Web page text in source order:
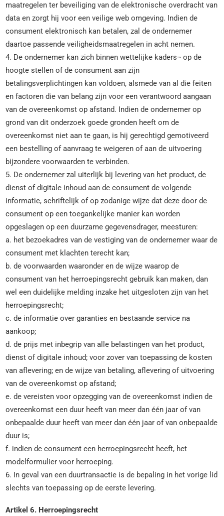
maatregelen ter beveiliging van de elektronische overdracht van
data en zorgt hij voor een veilige web omgeving. Indien de
consument elektronisch kan betalen, zal de ondernemer
daartoe passende veiligheidsmaatregelen in acht nemen.
4. De ondernemer kan zich binnen wettelijke kaders¬ op de
hoogte stellen of de consument aan zijn
betalingsverplichtingen kan voldoen, alsmede van al die feiten
en factoren die van belang zijn voor een verantwoord aangaan
van de overeenkomst op afstand. Indien de ondernemer op
grond van dit onderzoek goede gronden heeft om de
overeenkomst niet aan te gaan, is hij gerechtigd gemotiveerd
een bestelling of aanvraag te weigeren of aan de uitvoering
bijzondere voorwaarden te verbinden.
5. De ondernemer zal uiterlijk bij levering van het product, de
dienst of digitale inhoud aan de consument de volgende
informatie, schriftelijk of op zodanige wijze dat deze door de
consument op een toegankelijke manier kan worden
opgeslagen op een duurzame gegevensdrager, meesturen:
a. het bezoekadres van de vestiging van de ondernemer waar de
consument met klachten terecht kan;
b. de voorwaarden waaronder en de wijze waarop de
consument van het herroepingsrecht gebruik kan maken, dan
wel een duidelijke melding inzake het uitgesloten zijn van het
herroepingsrecht;
c. de informatie over garanties en bestaande service na
aankoop;
d. de prijs met inbegrip van alle belastingen van het product,
dienst of digitale inhoud; voor zover van toepassing de kosten
van aflevering; en de wijze van betaling, aflevering of uitvoering
van de overeenkomst op afstand;
e. de vereisten voor opzegging van de overeenkomst indien de
overeenkomst een duur heeft van meer dan één jaar of van
onbepaalde duur heeft van meer dan één jaar of van onbepaalde
duur is;
f. indien de consument een herroepingsrecht heeft, het
modelformulier voor herroeping.
6. In geval van een duurtransactie is de bepaling in het vorige lid
slechts van toepassing op de eerste levering.
Artikel 6. Herroepingsrecht